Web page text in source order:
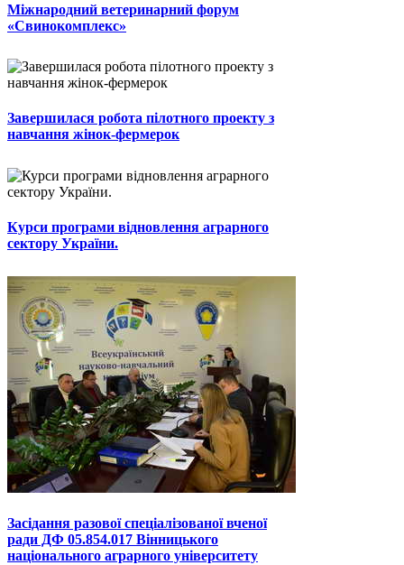
Міжнародний ветеринарний форум
«Свинокомплекс»
Завершилася робота пілотного проекту з
навчання жінок-фермерок
Курси програми відновлення аграрного
сектору України.
Засідання разової спеціалізованої вченої
ради ДФ 05.854.017 Вінницького
національного аграрного університету